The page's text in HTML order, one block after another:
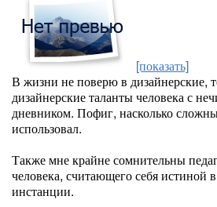
[показать]
В жизни не поверю в дизайнерские,
дизайнерские таланты человека с
дневником. Пофиг, насколько
использовал.
Также мне крайне сомнительны
человека, считающего себя истиной
инстанции.